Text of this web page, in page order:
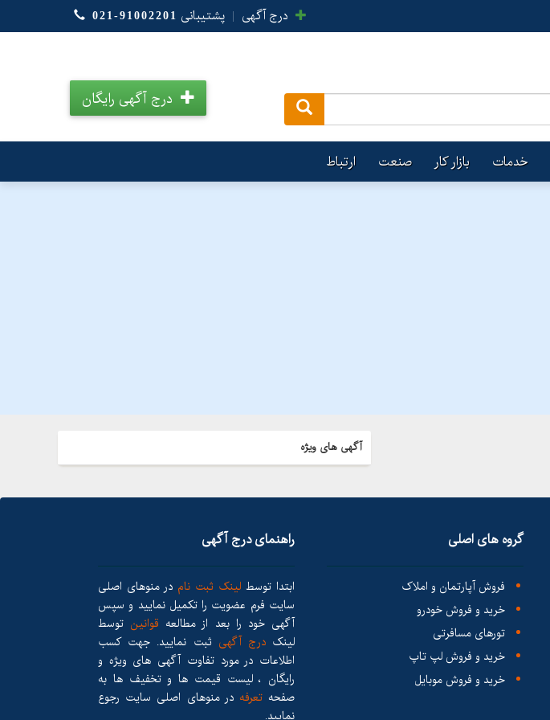
درج آگهی | پشتیبانی 021-91002201
درج آگهی رایگان
خدمات بازار کار صنعت ارتباط
آگهی های ویژه
گروه های اصلی
فروش آپارتمان و املاک
خرید و فروش خودرو
تورهای مسافرتی
خرید و فروش لپ تاپ
خرید و فروش موبایل
راهنمای درج آگهی
ابتدا توسط لینک ثبت نام در منوهای اصلی
سایت فرم عضویت را تکمیل نمایید و سپس
آگهی خود را بعد از مطالعه قوانین توسط
لینکدرج آگهی ثبت نمایید. جهت کسب
اطلاعات در مورد تفاوت آگهی های ویژه و
رایگان ، لیست قیمت ها و تخفیف ها به
صفحه تعرفهدر منوهای اصلی سایت رجوع
نمایید.